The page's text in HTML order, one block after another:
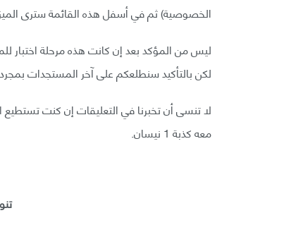
الخصوصية) ثم في أسفل هذه القائمة سترى
ليس من المؤكد بعد إن كانت هذه مرحلة اختبار
لكن بالتأكيد سنطلعكم على آخر المستجدات
لا تنسى أن تخبرنا في التعليقات إن كنت
معه كذبة 1 نيسان.